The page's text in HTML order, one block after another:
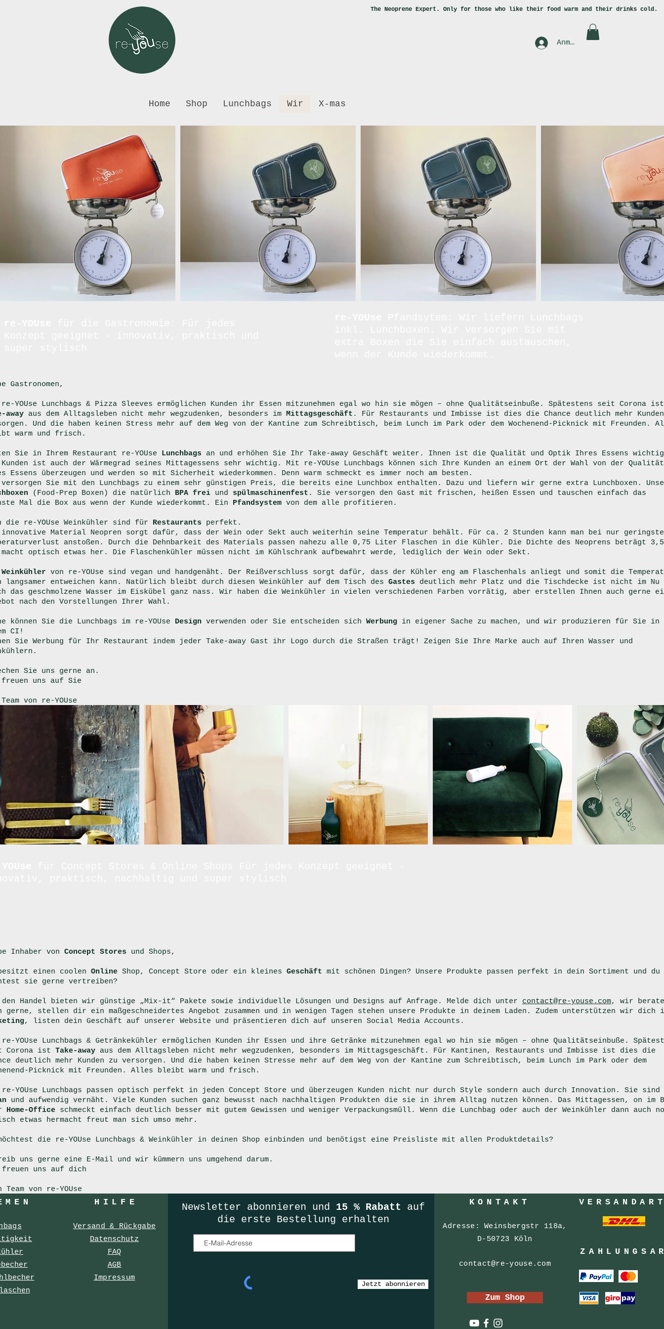
The Neoprene Expert. Only for those who like their food warm and their drinks cold.
Anmelden
Home Shop Lunchbags Wir X-mas
Gastronomen,
YOUse Lunchbags & Pizza Sleeves ermöglichen Kunden ihr Essen mitzunehmen egal wo hin sie mögen – ohne Qualitätseinbuße. Spätestens seit Corona ist
away aus dem Alltagsleben nicht mehr wegzudenken, besonders im Mittagsgeschäft . Für Restaurants und Imbisse ist dies die Chance deutlich mehr
Und die haben keinen Stress mehr auf dem Weg von der Kantine zum Schreibtisch, beim Lunch im Park oder dem Wochenend-Picknick mit Freunden.
warm und frisch.
Sie in Ihrem Restaurant re-YOUse Lunchbags an und erhöhen Sie Ihr Take-away Geschäft weiter. Ihnen ist die Qualität und Optik Ihres Essens
Kunden ist auch der Wärmegrad seines Mittagessens sehr wichtig. Mit re-YOUse Lunchbags können sich Ihre Kunden an einem Ort der Wahl von der Qualität
Essens überzeugen und werden so mit Sicherheit wiederkommen. Denn warm schmeckt es immer noch am besten.
Sie mit den Lunchbags zu einem sehr günstigen Preis, die bereits eine Lunchbox enthalten. Dazu und liefern wir gerne extra Lunchboxen.
(Food-Prep Boxen) die natürlich BPA frei und spülmaschinenfest . Sie versorgen den Gast mit frischen, heißen Essen und tauschen einfach das
Mal die Box aus wenn der Kunde wiederkommt. Ein Pfandsystem von dem alle profitieren.
die re-YOUse Weinkühler sind für Restaurants perfekt.
innovative Material Neopren sorgt dafür, dass der Wein oder Sekt auch weiterhin seine Temperatur behält. Für ca. 2 Stunden kann man bei nur
anstoßen. Durch die Dehnbarkeit des Materials passen nahezu alle 0,75 Liter Flaschen in die Kühler. Die Dichte des Neoprens beträgt
macht optisch etwas her. Die Flaschenkühler müssen nicht im Kühlschrank aufbewahrt werde, lediglich der Wein oder Sekt.
Weinkühler von re-YOUse sind vegan und handgenäht. Der Reißverschluss sorgt dafür, dass der Kühler eng am Flaschenhals anliegt und somit die
langsamer entweichen kann. Natürlich bleibt durch diesen Weinkühler auf dem Tisch des Gastes deutlich mehr Platz und die Tischdecke ist nicht im Nu
das geschmolzene Wasser im Eiskübel ganz nass. Wir haben die Weinkühler in vielen verschiedenen Farben vorrätig, aber erstellen Ihnen auch gerne
nach den Vorstellungen Ihrer Wahl.
können Sie die Lunchbags im re-YOUse Design verwenden oder Sie entscheiden sich Werbung in eigener Sache zu machen, und wir produzieren für Sie in
CI!
Sie Werbung für Ihr Restaurant indem jeder Take-away Gast ihr Logo durch die Straßen trägt! Zeigen Sie Ihre Marke auch auf Ihren Wasser und
Sie uns gerne an.
uns auf Sie
von re-YOUse
Inhaber von Concept Stores und Shops,
einen coolen Online Shop, Concept Store oder ein kleines Geschäft mit schönen Dingen? Unsere Produkte passen perfekt in dein Sortiment und du
sie gerne vertreiben?
Handel bieten wir günstige „Mix-it“ Pakete sowie individuelle Lösungen und Designs auf Anfrage. Melde dich unter contact@re-youse.com, wir
gerne, stellen dir ein maßgeschneidertes Angebot zusammen und in wenigen Tagen stehen unsere Produkte in deinem Laden. Zudem unterstützen wir dich
, listen dein Geschäft auf unserer Website und präsentieren dich auf unseren Social Media Accounts.
YOUse Lunchbags & Getränkekühler ermöglichen Kunden ihr Essen und ihre Getränke mitzunehmen egal wo hin sie mögen – ohne Qualitätseinbuße.
Corona ist Take-away aus dem Alltagsleben nicht mehr wegzudenken, besonders im Mittagsgeschäft. Für Kantinen, Restaurants und Imbisse ist dies die
deutlich mehr Kunden zu versorgen. Und die haben keinen Stresse mehr auf dem Weg von der Kantine zum Schreibtisch, beim Lunch im Park oder dem
Picknick mit Freunden. Alles bleibt warm und frisch.
YOUse Lunchbags passen optisch perfekt in jeden Concept Store und überzeugen Kunden nicht nur durch Style sondern auch durch Innovation. Sie sind
und aufwendig vernäht. Viele Kunden suchen ganz bewusst nach nachhaltigen Produkten die sie in ihrem Alltag nutzen können. Das Mittagessen, on im
Home-Office schmeckt einfach deutlich besser mit gutem Gewissen und weniger Verpackungsmüll. Wenn die Lunchbag oder auch der Weinkühler dann auch
etwas hermacht freut man sich umso mehr.
die re-YOUse Lunchbags & Weinkühler in deinen Shop einbinden und benötigst eine Preisliste mit allen Produktdetails?
uns gerne eine E-Mail und wir kümmern uns umgehend darum.
freuen uns auf dich
Team von re-YOUse
HILF E
Versand & Rückgabe
Datenschutz
FAQ
AGB
Impressum
KONTAKT
Adresse: Weinsbergstr 118a,
D-50723 Köln
contact@re-youse.com
Newsletter abonnieren und 15 % Rabatt auf
die erste Bestellung erhalten
Jetzt abonnieren
Zum Shop